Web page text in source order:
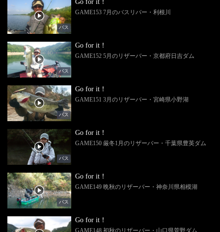
バス
Go for it！
GAME153 7月のバスリバー・利根川
バス
Go for it！
GAME152 5月のリザーバー・京都府日吉ダム
バス
Go for it！
GAME151 3月のリザーバー・宮崎県小野湖
バス
Go for it！
GAME150 厳冬1月のリザーバー・千葉県豊英ダム
バス
Go for it！
GAME149 晩秋のリザーバー・神奈川県相模湖
Go for it！
GAME148 初秋のリザーバー・山口県菅野ダム